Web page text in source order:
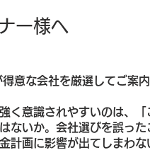
ー様へ
意な会社を厳選してご案
く意識されやすいのは、
ないか。会社選びを誤っ
計画に影響が出てしまわ